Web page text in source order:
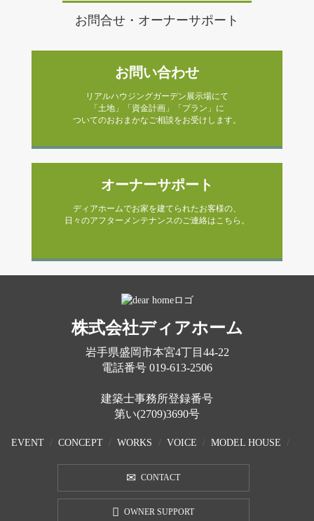
お問合せ・オーナーサポート
お問い合わせ
リアルハウジングガーデン展示場にて
「土地」「資金計画」「プラン」に
ついてのおおまかなご相談をお受けします。
オーナーサポート
ディアホームでお家を建てられたお客様の、
日々のアフターメンテナンスのご連絡はこちら。
株式会社ディアホーム
岩手県盛岡市本宮4丁目44-22
電話番号 019-613-2506
建築士事務所登録番号
第い(2709)3690号
EVENT CONCEPT WORKS VOICE MODEL HOUSE
CONTACT
OWNER SUPPORT